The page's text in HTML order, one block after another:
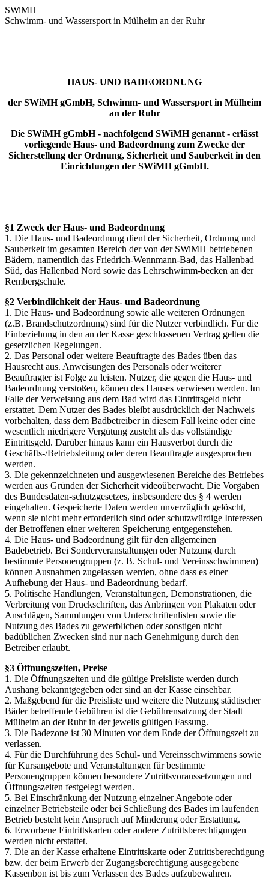
SWiMH
Schwimm- und Wassersport in Mülheim an der Ruhr
HAUS- UND BADEORDNUNG
der SWiMH gGmbH, Schwimm- und Wassersport in Mülheim
an der Ruhr
Die SWiMH gGmbH - nachfolgend SWiMH genannt - erlässt
vorliegende Haus- und Badeordnung zum Zwecke der
Sicherstellung der Ordnung, Sicherheit und Sauberkeit in den
Einrichtungen der SWiMH gGmbH.
§1 Zweck der Haus- und Badeordnung
1. Die Haus- und Badeordnung dient der Sicherheit, Ordnung und
Sauberkeit im gesamten Bereich der von der SWiMH betriebenen
Bädern, namentlich das Friedrich-Wennmann-Bad, das Hallenbad
Süd, das Hallenbad Nord sowie das Lehrschwimm-becken an der
Rembergschule.
§2 Verbindlichkeit der Haus- und Badeordnung
1. Die Haus- und Badeordnung sowie alle weiteren Ordnungen
(z.B. Brandschutzordnung) sind für die Nutzer verbindlich. Für die
Einbeziehung in den an der Kasse geschlossenen Vertrag gelten die
gesetzlichen Regelungen.
2. Das Personal oder weitere Beauftragte des Bades üben das
Hausrecht aus. Anweisungen des Personals oder weiterer
Beauftragter ist Folge zu leisten. Nutzer, die gegen die Haus- und
Badeordnung verstoßen, können des Hauses verwiesen werden. Im
Falle der Verweisung aus dem Bad wird das Eintrittsgeld nicht
erstattet. Dem Nutzer des Bades bleibt ausdrücklich der Nachweis
vorbehalten, dass dem Badbetreiber in diesem Fall keine oder eine
wesentlich niedrigere Vergütung zusteht als das vollständige
Eintrittsgeld. Darüber hinaus kann ein Hausverbot durch die
Geschäfts-/Betriebsleitung oder deren Beauftragte ausgesprochen
werden.
3. Die gekennzeichneten und ausgewiesenen Bereiche des Betriebes
werden aus Gründen der Sicherheit videoüberwacht. Die Vorgaben
des Bundesdaten-schutzgesetzes, insbesondere des § 4 werden
eingehalten. Gespeicherte Daten werden unverzüglich gelöscht,
wenn sie nicht mehr erforderlich sind oder schutzwürdige Interessen
der Betroffenen einer weiteren Speicherung entgegenstehen.
4. Die Haus- und Badeordnung gilt für den allgemeinen
Badebetrieb. Bei Sonderveranstaltungen oder Nutzung durch
bestimmte Personengruppen (z. B. Schul- und Vereinsschwimmen)
können Ausnahmen zugelassen werden, ohne dass es einer
Aufhebung der Haus- und Badeordnung bedarf.
5. Politische Handlungen, Veranstaltungen, Demonstrationen, die
Verbreitung von Druckschriften, das Anbringen von Plakaten oder
Anschlägen, Sammlungen von Unterschriftenlisten sowie die
Nutzung des Bades zu gewerblichen oder sonstigen nicht
badüblichen Zwecken sind nur nach Genehmigung durch den
Betreiber erlaubt.
§3 Öffnungszeiten, Preise
1. Die Öffnungszeiten und die gültige Preisliste werden durch
Aushang bekanntgegeben oder sind an der Kasse einsehbar.
2. Maßgebend für die Preisliste und weitere die Nutzung städtischer
Bäder betreffende Gebühren ist die Gebührensatzung der Stadt
Mülheim an der Ruhr in der jeweils gültigen Fassung.
3. Die Badezone ist 30 Minuten vor dem Ende der Öffnungszeit zu
verlassen.
4. Für die Durchführung des Schul- und Vereinsschwimmens sowie
für Kursangebote und Veranstaltungen für bestimmte
Personengruppen können besondere Zutrittsvoraussetzungen und
Öffnungszeiten festgelegt werden.
5. Bei Einschränkung der Nutzung einzelner Angebote oder
einzelner Betriebsteile oder bei Schließung des Bades im laufenden
Betrieb besteht kein Anspruch auf Minderung oder Erstattung.
6. Erworbene Eintrittskarten oder andere Zutrittsberechtigungen
werden nicht erstattet.
7. Die an der Kasse erhaltene Eintrittskarte oder Zutrittsberechtigung
bzw. der beim Erwerb der Zugangsberechtigung ausgegebene
Kassenbon ist bis zum Verlassen des Bades aufzubewahren.